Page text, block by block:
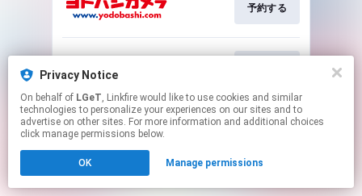
Privacy Notice
On behalf of LGeT, Linkfire would like to use cookies and similar
technologies to personalize your experiences on our sites and to
advertise on other sites. For more information and additional choices
click manage permissions below.
OK Manage permissions
予約する
This page may contain affiliate links.